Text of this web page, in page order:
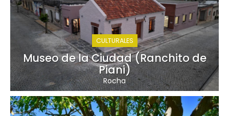
CULTURALES
Museo de la Ciudad (Ranchito de
Piani)
Rocha